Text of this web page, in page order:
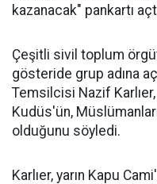
kazanacak" pankartı
Çeşitli sivil toplum
gösteride grup adına
Temsilcisi Nazif
Kudüs'ün,
olduğunu söyledi.
Karlıer, yarın Kapu